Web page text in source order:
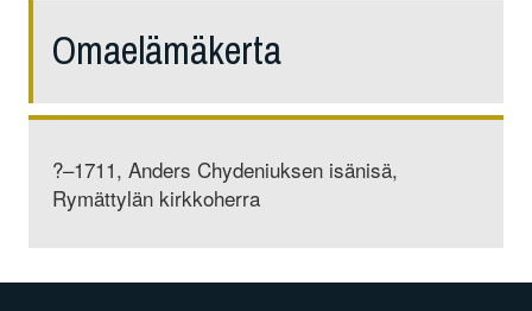
Omaelämäkerta
?–1711, Anders Chydeniuksen isänisä,
Rymättylän kirkkoherra